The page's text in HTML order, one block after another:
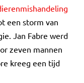
een storm van
Jan Fabre werd
zeven mannen
kreeg een tijd